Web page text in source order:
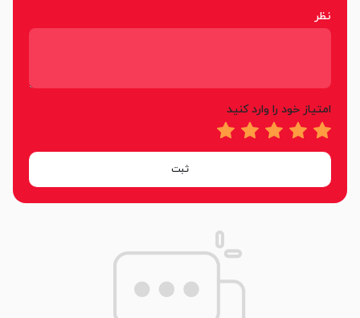
نظر
امتیاز خود را وارد کنید
ثبت